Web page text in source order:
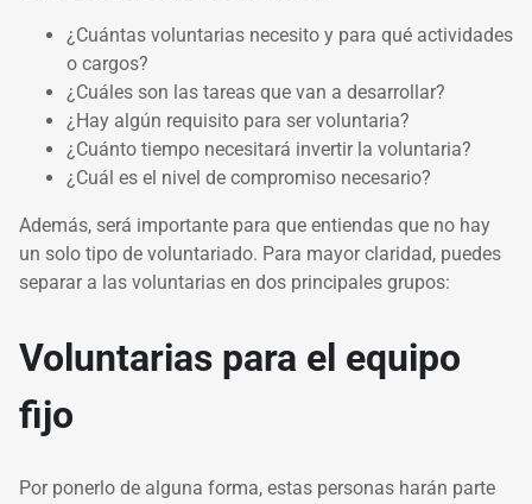
¿Cuántas voluntarias necesito y para qué actividades
o cargos?
¿Cuáles son las tareas que van a desarrollar?
¿Hay algún requisito para ser voluntaria?
¿Cuánto tiempo necesitará invertir la voluntaria?
¿Cuál es el nivel de compromiso necesario?
Además, será importante para que entiendas que no hay
un solo tipo de voluntariado. Para mayor claridad, puedes
separar a las voluntarias en dos principales grupos:
Voluntarias para el equipo
fijo
Por ponerlo de alguna forma, estas personas harán parte